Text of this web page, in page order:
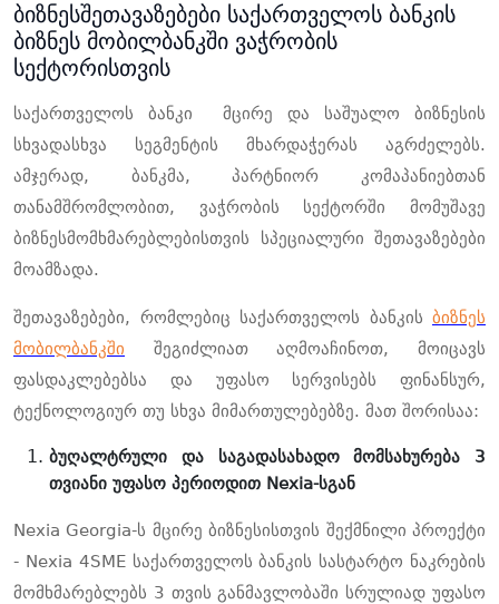
ბიზნესშეთავაზებები საქართველოს ბანკის
ბიზნეს მობილბანკში ვაჭრობის
სექტორისთვის
საქართველოს ბანკი
მცირე და საშუალო ბიზნესის
სხვადასხვა სეგმენტის მხარდაჭერას აგრძელებს.
ამჯერად, ბანკმა, პარტნიორ კომაპანიებთან
თანამშრომლობით, ვაჭრობის სექტორში მომუშავე
ბიზნესმომხმარებლებისთვის სპეციალური შეთავაზებები
მოამზადა.
შეთავაზებები, რომლებიც საქართველოს ბანკის ბიზნეს
მობილბანკში
შეგიძლიათ აღმოაჩინოთ, მოიცავს
ფასდაკლებებსა და უფასო სერვისებს ფინანსურ,
ტექნოლოგიურ თუ სხვა მიმართულებებზე. მათ შორისაა:
ბუღალტრული და საგადასახადო მომსახურება 3
თვიანი უფასო პერიოდით Nexia-სგან
Nexia Georgia-ს მცირე ბიზნესისთვის შექმნილი პროექტი
- Nexia 4SME საქართველოს ბანკის სასტარტო ნაკრების
მომხმარებლებს 3 თვის განმავლობაში სრულიად უფასო